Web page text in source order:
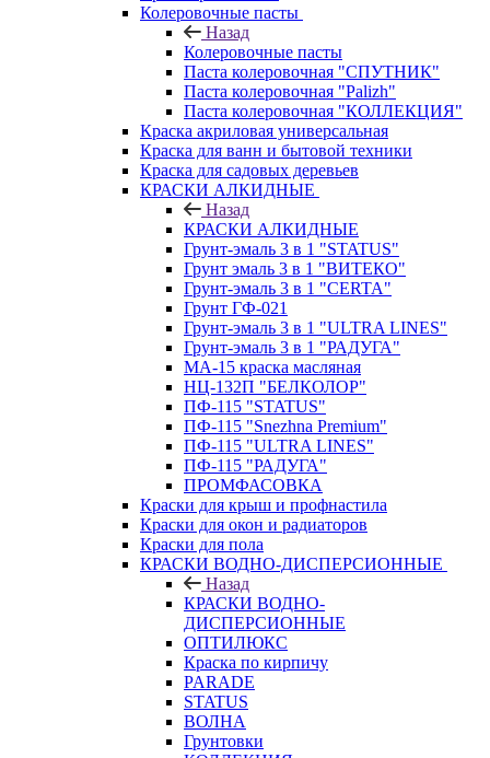
Колеровочные пасты
Назад
Колеровочные пасты
Паста колеровочная "СПУТНИК"
Паста колеровочная "Palizh"
Паста колеровочная "КОЛЛЕКЦИЯ"
Краска акриловая универсальная
Краска для ванн и бытовой техники
Краска для садовых деревьев
КРАСКИ АЛКИДНЫЕ
Назад
КРАСКИ АЛКИДНЫЕ
Грунт-эмаль 3 в 1 "STATUS"
Грунт эмаль 3 в 1 "ВИТЕКО"
Грунт-эмаль 3 в 1 "CERTA"
Грунт ГФ-021
Грунт-эмаль 3 в 1 "ULTRA LINES"
Грунт-эмаль 3 в 1 "РАДУГА"
МА-15 краска масляная
НЦ-132П "БЕЛКОЛОР"
ПФ-115 "STATUS"
ПФ-115 "Snezhna Premium"
ПФ-115 "ULTRA LINES"
ПФ-115 "РАДУГА"
ПРОМФАСОВКА
Краски для крыш и профнастила
Краски для окон и радиаторов
Краски для пола
КРАСКИ ВОДНО-ДИСПЕРСИОННЫЕ
Назад
КРАСКИ ВОДНО-
ДИСПЕРСИОННЫЕ
ОПТИЛЮКС
Краска по кирпичу
PARADE
STATUS
ВОЛНА
Грунтовки